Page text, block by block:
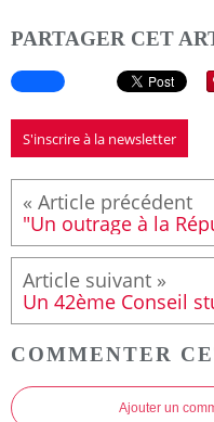
PARTAGER CET
S'inscrire à la newsletter
"Un outrage à la
COMMENTER
Ajouter un